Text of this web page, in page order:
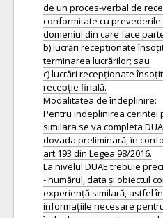
de un proces-verbal de
conformitate cu prevederile
domeniul din care face
b) lucrări recepționate
terminarea lucrărilor; sau
c) lucrări recepționate
recepție finală.
Modalitatea de îndeplinire:
Pentru indeplinirea cerintei
similara se va completa
dovada preliminară, în
art.193 din Legea 98/2016.
La nivelul DUAE trebuie
- numărul, data și obiectul
experiență similară, astfel
informațiile necesare